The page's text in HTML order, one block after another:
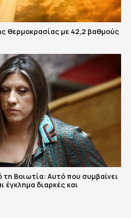
θερμοκρασίας με 42,2 βαθμούς
Βοιωτία: Αυτό που συμβαίνει
έγκλημα διαρκές και